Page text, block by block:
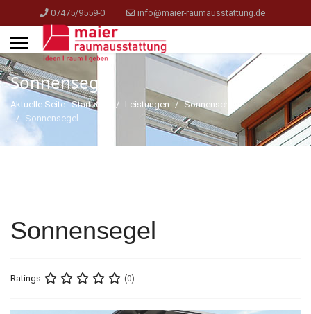
07475/9559-0 info@maier-raumausstattung.de
Sonnensegel
Aktuelle Seite:Startseite Leistungen
Sonnenschutz
Sonnensegel
Sonnensegel
Ratings (0)